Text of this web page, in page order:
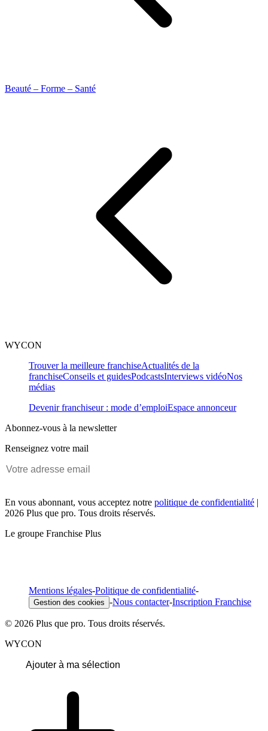
Beauté – Forme – Santé
WYCON
Trouver la meilleure franchiseActualités de la
franchiseConseils et guidesPodcastsInterviews vidéoNos
médias
Devenir franchiseur : mode d’emploiEspace annonceur
Abonnez-vous à la newsletter
Renseignez votre mail
En vous abonnant, vous acceptez notre politique de confidentialité |
2026 Plus que pro. Tous droits réservés.
Le groupe Franchise Plus
Mentions légales-Politique de confidentialité-
Gestion des cookies -Nous contacter-Inscription Franchise
© 2026 Plus que pro. Tous droits réservés.
WYCON
Ajouter à ma sélection